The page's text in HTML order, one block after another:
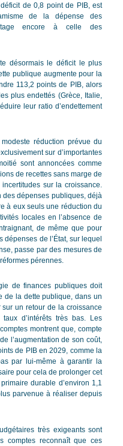
de 0,8 point de PIB, est
de la dépense des
encore à celle des
désormais le déficit le plus
publique augmente pour la
113,2 points de PIB, alors
plus endettés (Grèce, Italie,
leur ratio d’endettement
réduction prévue du
sur d’importantes
sont annoncées comme
de recettes sans marge de
sur la croissance.
des dépenses publiques, déjà
à eux seuls une réduction du
locales en l’absence de
de même que pour
de l’État, sur lequel
passe par des mesures de
pérennes.
de finances publiques doit
de la dette publique, dans un
un retour de la croissance
d’intérêts très bas. Les
montrent que, compte
l’augmentation de son coût,
de PIB en 2029, comme la
par lui-même à garantir la
pour cela de prolonger cet
durable d’environ 1,1
parvenue à réaliser depuis
très exigeants sont
comptes reconnaît que ces